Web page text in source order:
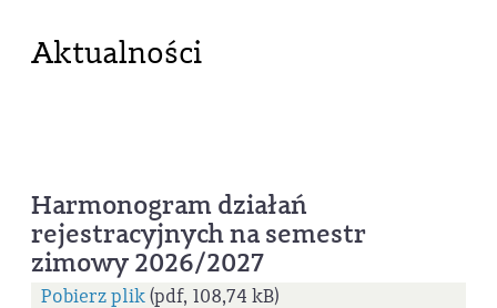
Aktualności
Harmonogram działań
rejestracyjnych na semestr
zimowy 2026/2027
Pobierz plik(pdf, 108,74 kB)